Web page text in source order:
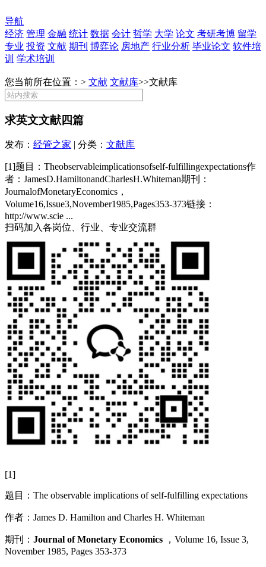
导航
经济 管理 金融 统计 数据 会计 哲学 大学 论文 考研考博 留学
专业 投资 文献 期刊 博弈论 房地产 行业分析 毕业论文 软件培
训 学术培训
您当前所在位置：> 文献 文献库>>文献库
求英文文献四篇
发布： 经管之家 | 分类： 文献库
[1]题目：Theobservableimplicationsofself-fulfillingexpectations作
者：JamesD.HamiltonandCharlesH.Whiteman期刊：
JournalofMonetaryEconomics，
Volume16,Issue3,November1985,Pages353-373链接：
http://www.scie ...
扫码加入各岗位、行业、专业交流群
[1]
题目： The observable implications of self-fulfilling expectations
作者： James D. Hamilton and Charles H. Whiteman
期刊： Journal of Monetary Economics ， Volume 16, Issue 3,
November 1985, Pages 353-373